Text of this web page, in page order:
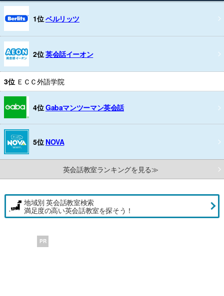
1位ベルリッツ
2位英会話イーオン
3位 ＥＣＣ外語学院
4位Gabaマンツーマン英会話
5位 NOVA
英会話教室ランキングを見る≫
地域別 英会話教室検索
満足度の高い英会話教室を探そう！
PR